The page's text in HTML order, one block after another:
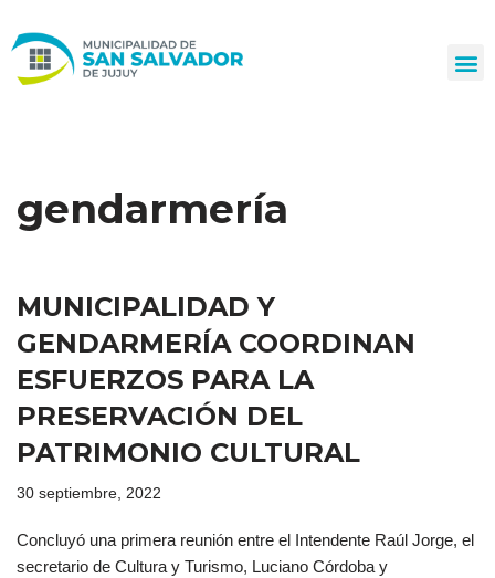
al
gendarmería
MUNICIPALIDAD Y
GENDARMERÍA COORDINAN
ESFUERZOS PARA LA
PRESERVACIÓN DEL
PATRIMONIO CULTURAL
30 septiembre, 2022
Concluyó una primera reunión entre el Intendente Raúl Jorge, el
secretario de Cultura y Turismo, Luciano Córdoba y